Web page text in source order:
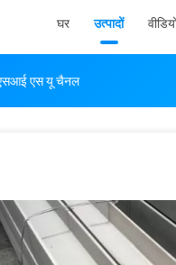
घर उत्पादों
एस यू चैनल